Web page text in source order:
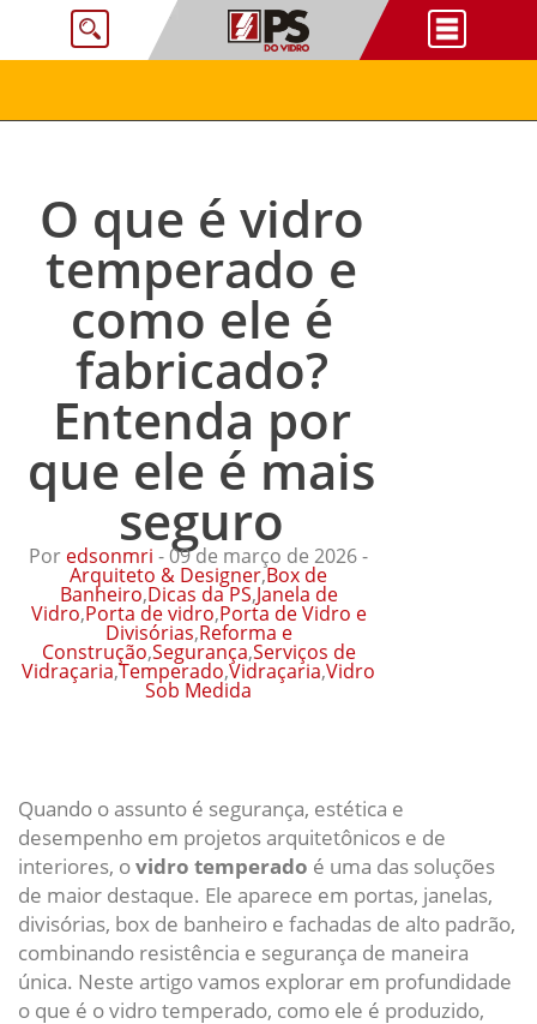
O que é vidro
temperado e
como ele é
fabricado?
Entenda por
que ele é mais
seguro
Por edsonmri - 09 de março de 2026 -
Arquiteto & Designer,Box de
Banheiro,Dicas da PS,Janela de
Vidro,Porta de vidro,Porta de Vidro e
Divisórias,Reforma e
Construção,Segurança,Serviços de
Vidraçaria,Temperado,Vidraçaria,Vidro
Sob Medida
Quando o assunto é segurança, estética e
desempenho em projetos arquitetônicos e de
interiores, ovidro temperado é uma das soluções
de maior destaque. Ele aparece em portas, janelas,
divisórias, box de banheiro e fachadas de alto padrão,
combinando resistência e segurança de maneira
única. Neste artigo vamos explorar em profundidade
o que é o vidro temperado, como ele é produzido,